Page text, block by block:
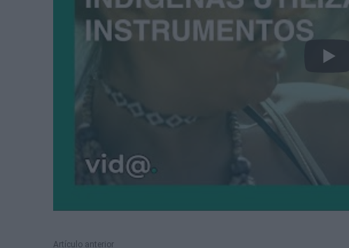
Artículo anterior